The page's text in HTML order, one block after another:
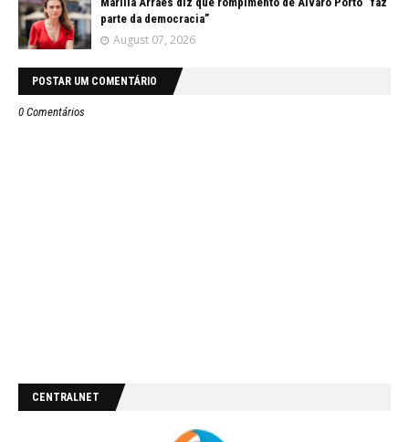
parte da democracia”
August 07, 2026
POSTAR UM COMENTÁRIO
0 Comentários
CENTRALNET